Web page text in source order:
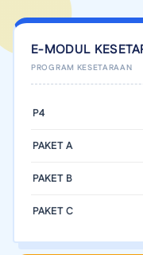
E-MODUL
P4
PAKET A
PAKET B
PAKET C